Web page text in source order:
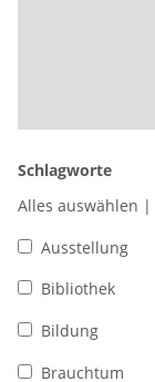
Schlagworte
Alles auswählen |
Ausstellung
Bibliothek
Bildung
Brauchtum